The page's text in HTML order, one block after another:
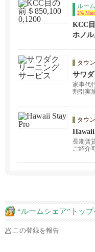
ルー
2%
KCC
ホノ
タウ
サワ
家事代
割引実
す。詳
タウ
長期賃
ご紹介
“ルームシェア”トッ
この登録を報告